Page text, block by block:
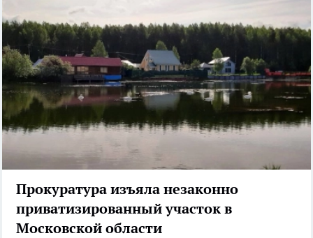
Прокуратура изъяла незаконно
приватизированный участок в
Московской области